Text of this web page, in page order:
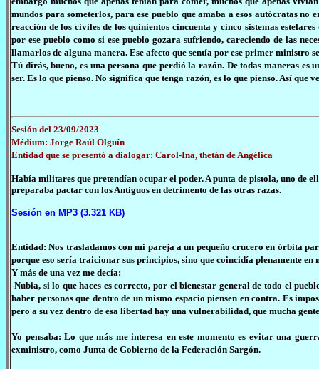
mundos para someterlos, para ese pueblo que amaba a esos autócratas
reacción de los civiles de los quinientos cincuenta y cinco sistemas
por ese pueblo como si ese pueblo gozara sufriendo, careciendo de las
llamarlos de alguna manera. Ese afecto que sentía por ese primer ministro
Tú dirás, bueno, es una persona que perdió la razón. De todas maneras
ser. Es lo que pienso. No significa que tenga razón, es lo que pienso. Así que
Sesión del 23/09/2023
Médium: Jorge Raúl Olguín
Entidad que se presentó a dialogar: Carol-Ina, thetán de Angélica
Había militares que pretendían ocupar el poder. A punta de pistola, uno de
preparaba pactar con los Antiguos en detrimento de las otras razas.
Sesión en MP3 (3.321 KB)
Entidad: Nos trasladamos con mi pareja a un pequeño crucero en órbita
porque eso sería traicionar sus principios, sino que coincidía plenamente en
Y más de una vez me decía:
-Nubia, si lo que haces es correcto, por el bienestar general de todo el
haber personas que dentro de un mismo espacio piensen en contra. Es
pero a su vez dentro de esa libertad hay una vulnerabilidad, que mucha
Yo pensaba: Lo que más me interesa en este momento es evitar una
exministro, como Junta de Gobierno de la Federación Sargón.